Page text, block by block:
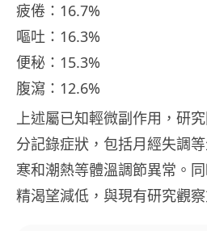
疲倦：16.7%
嘔吐：16.3%
便秘：15.3%
腹瀉：12.6%
上述屬已知輕微副作用，研
分記錄症狀，包括月經失調
寒和潮熱等體溫調節異常。
精渴望減低，與現有研究觀察